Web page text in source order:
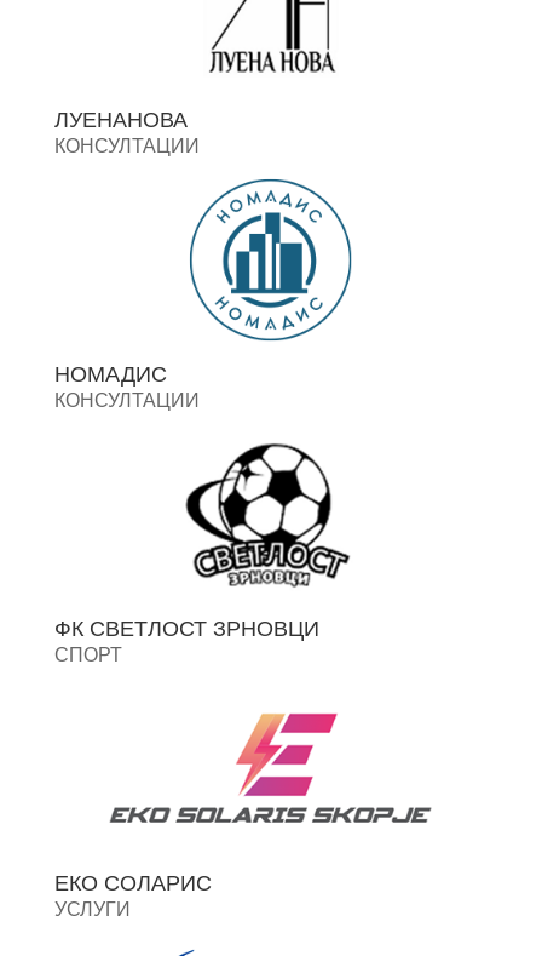
ЛУЕНАНОВА
КОНСУЛТАЦИИ
НОМАДИС
КОНСУЛТАЦИИ
ФК СВЕТЛОСТ ЗРНОВЦИ
СПОРТ
ЕКО СОЛАРИС
УСЛУГИ